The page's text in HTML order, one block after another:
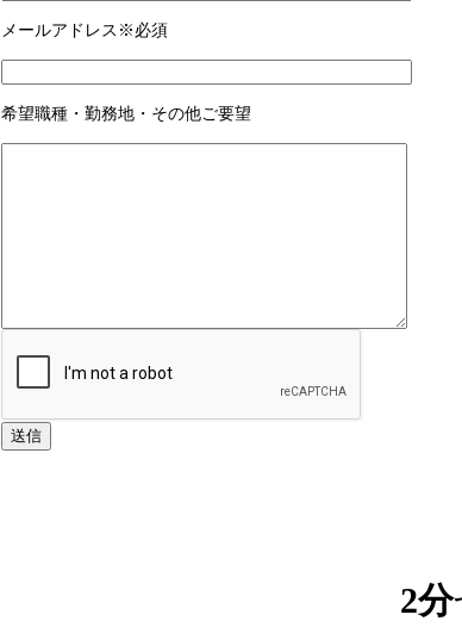
メールアドレス ※必須
希望職種・勤務地・その他ご要望
2分